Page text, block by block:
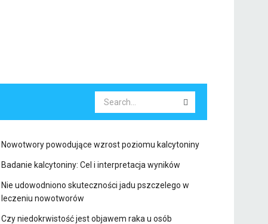
Nowotwory powodujące wzrost poziomu kalcytoniny
Badanie kalcytoniny: Cel i interpretacja wyników
Nie udowodniono skuteczności jadu pszczelego w
leczeniu nowotworów
Czy niedokrwistość jest objawem raka u osób